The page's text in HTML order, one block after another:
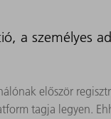
a személyes
először
tagja legyen.